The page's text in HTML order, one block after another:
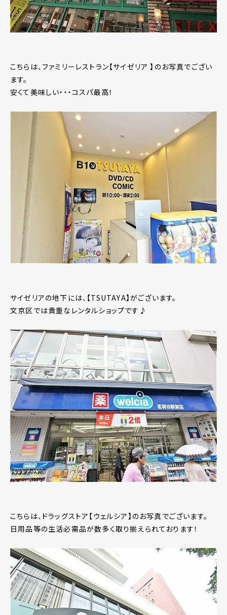
こちらは、ファミリーレストラン【サイゼリア 】のお写真でござい
ます。
安くて美味しい・・・コスパ最高！
サイゼリアの地下には、【TSUTAYA】がございます。
文京区では貴重なレンタルショップです♪
こちらは、ドラッグストア【ウェルシア】のお写真でございます。
日用品等の生活必需品が数多く取り揃えられております！